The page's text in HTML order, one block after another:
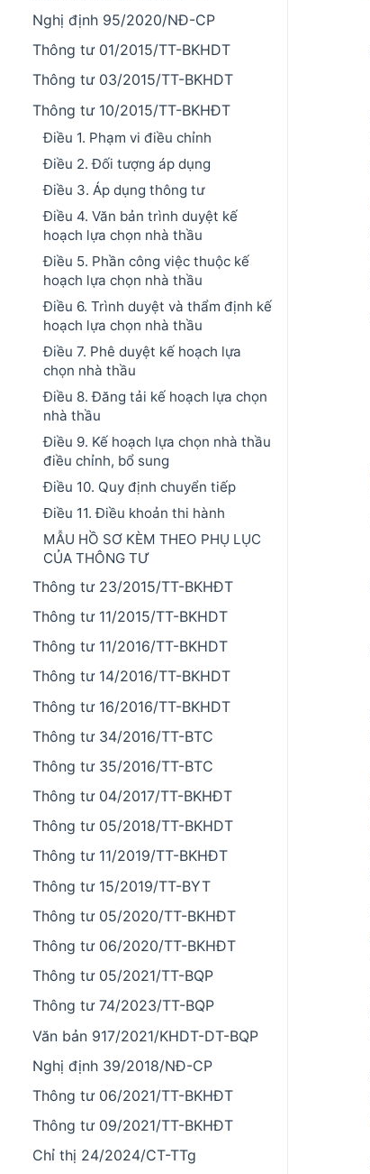
Nghị định 95/2020/NĐ-CP
Thông tư 01/2015/TT-BKHDT
Thông tư 03/2015/TT-BKHDT
Thông tư 10/2015/TT-BKHĐT
Điều 1. Phạm vi điều chỉnh
Điều 2. Đối tượng áp dụng
Điều 3. Áp dụng thông tư
Điều 4. Văn bản trình duyệt kế
hoạch lựa chọn nhà thầu
Điều 5. Phần công việc thuộc kế
hoạch lựa chọn nhà thầu
Điều 6. Trình duyệt và thẩm định kế
hoạch lựa chọn nhà thầu
Điều 7. Phê duyệt kế hoạch lựa
chọn nhà thầu
Điều 8. Đăng tải kế hoạch lựa chọn
nhà thầu
Điều 9. Kế hoạch lựa chọn nhà thầu
điều chỉnh, bổ sung
Điều 10. Quy định chuyển tiếp
Điều 11. Điều khoản thi hành
MẪU HỒ SƠ KÈM THEO PHỤ LỤC
CỦA THÔNG TƯ
Thông tư 23/2015/TT-BKHĐT
Thông tư 11/2015/TT-BKHDT
Thông tư 11/2016/TT-BKHDT
Thông tư 14/2016/TT-BKHDT
Thông tư 16/2016/TT-BKHDT
Thông tư 34/2016/TT-BTC
Thông tư 35/2016/TT-BTC
Thông tư 04/2017/TT-BKHĐT
Thông tư 05/2018/TT-BKHDT
Thông tư 11/2019/TT-BKHĐT
Thông tư 15/2019/TT-BYT
Thông tư 05/2020/TT-BKHĐT
Thông tư 06/2020/TT-BKHĐT
Thông tư 05/2021/TT-BQP
Thông tư 74/2023/TT-BQP
Văn bản 917/2021/KHDT-DT-BQP
Nghị định 39/2018/NĐ-CP
Thông tư 06/2021/TT-BKHĐT
Thông tư 09/2021/TT-BKHĐT
Chỉ thị 24/2024/CT-TTg